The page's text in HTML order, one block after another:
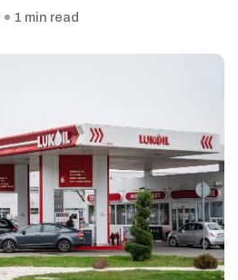
1 min read